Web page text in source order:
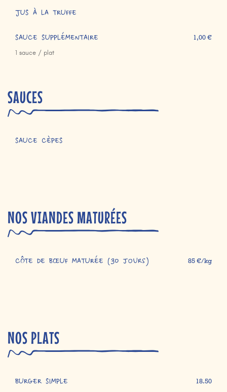
JUS À LA TRUFFE
SAUCE SUPPLÉMENTAIRE
1 sauce / plat
1,00 €
SAUCES
SAUCE CÈPES
NOS VIANDES MATURÉES
CÔTE DE BŒUF MATURÉE (30 jours) 85 €/kg
NOS PLATS
BURGER SIMPLE 18.50